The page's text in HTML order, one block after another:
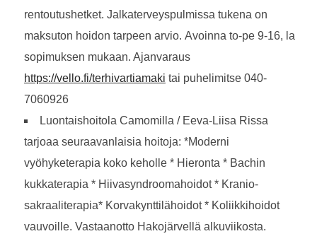
rentoutushetket. Jalkaterveyspulmissa tukena on
maksuton hoidon tarpeen arvio. Avoinna to-pe 9-16, la
sopimuksen mukaan. Ajanvaraus
https://vello.fi/terhivartiamaki tai puhelimitse 040-
7060926
Luontaishoitola Camomilla / Eeva-Liisa Rissa
tarjoaa seuraavanlaisia hoitoja: *Moderni
vyöhyketerapia koko keholle * Hieronta * Bachin
kukkaterapia * Hiivasyndroomahoidot * Kranio-
sakraaliterapia* Korvakynttilähoidot * Koliikkihoidot
vauvoille. Vastaanotto Hakojärvellä alkuviikosta.